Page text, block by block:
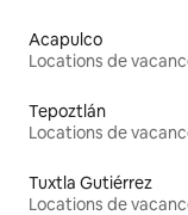
Acapulco
Locations de
Tepoztlán
Locations de
Tuxtla Gutiérrez
Locations de